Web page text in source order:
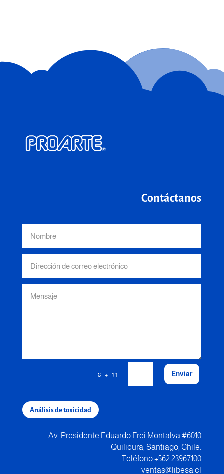
Contáctanos
8 + 11 = Enviar
Análisis de toxicidad
Av. Presidente Eduardo Frei Montalva #6010
Quilicura, Santiago, Chile.
Teléfono +562 23967100
ventas@libesa.cl